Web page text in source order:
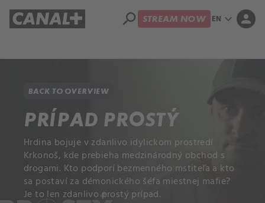
search STREAM NOW EN expand_more person
BACK TO OVERVIEW
PRÍPAD PROSTÝ
Hrdina bojuje v zdanlivo idylickom prostredí
Krkonoš, kde prebieha medzinárodný obchod s
drogami. Kto podporí bezmenného mstiteľa a kto
sa postaví za démonického šéfa miestnej mafie?
Je to len zdanlivo prostý prípad.